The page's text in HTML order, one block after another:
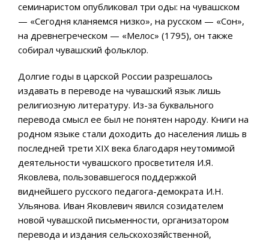
семинаристом опубликовал три оды: на чувашском
— «Сегодня кланяемся низко», на русском — «Сон»,
на древнегреческом — «Мелос» (1795), он также
собирал чувашский фольклор.
Долгие годы в царской России разрешалось
издавать в переводе на чувашский язык лишь
религиозную литературу. Из-за буквального
перевода смысл ее был не понятен народу. Книги на
родном языке стали доходить до населения лишь в
последней трети XIX века благодаря неутомимой
деятельности чувашского просветителя И.Я.
Яковлева, пользовавшегося поддержкой
виднейшего русского педагога-демократа И.Н.
Ульянова. Иван Яковлевич явился созидателем
новой чувашской письменности, организатором
перевода и издания сельскохозяйственной,